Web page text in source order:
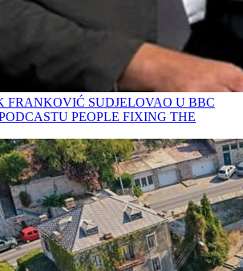
FRANKOVIĆ SUDJELOVAO U BBC
PEOPLE FIXING THE